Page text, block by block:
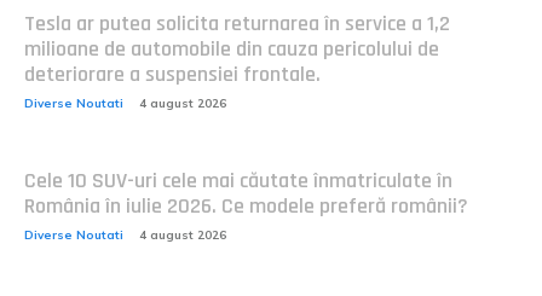
Tesla ar putea solicita returnarea în service a 1,2
milioane de automobile din cauza pericolului de
deteriorare a suspensiei frontale.
Diverse Noutati 4 august 2026
Cele 10 SUV-uri cele mai căutate înmatriculate în
România în iulie 2026. Ce modele preferă românii?
Diverse Noutati 4 august 2026